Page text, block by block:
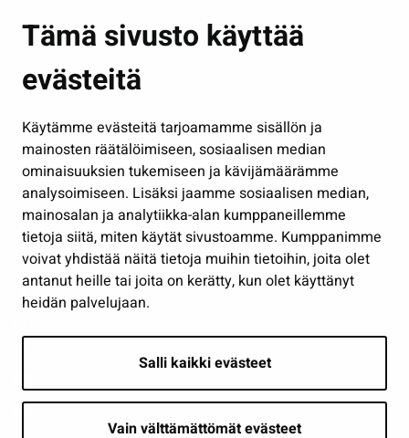
Tämä sivusto käyttää
evästeitä
Käytämme evästeitä tarjoamamme sisällön ja
mainosten räätälöimiseen, sosiaalisen median
ominaisuuksien tukemiseen ja kävijämäärämme
analysoimiseen. Lisäksi jaamme sosiaalisen median,
mainosalan ja analytiikka-alan kumppaneillemme
tietoja siitä, miten käytät sivustoamme. Kumppanimme
voivat yhdistää näitä tietoja muihin tietoihin, joita olet
antanut heille tai joita on kerätty, kun olet käyttänyt
heidän palvelujaan.
Salli kaikki evästeet
Vain välttämättömät evästeet
Kasvatus ja opetus
Kulttuuri ja liikunta
Työ ja yrittäminen
Osallistu ja asioi
Näytä omat evästeasetukseni
Seuraa meitä